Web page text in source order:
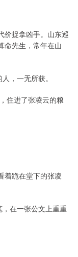
价捉拿凶手。山东巡
命先生，常年在山
，一无所获。
住进了张凌云的粮
着跪在堂下的张凌
，在一张公文上重重